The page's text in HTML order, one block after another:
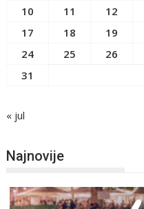
10
11 12
17
18 19
24
25 26
31
« jul
Najnovije